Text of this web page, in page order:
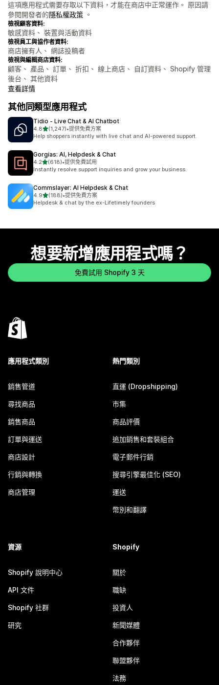
這項應用程式需要存取以下資料，才能在商店中正常運作。 原因請
參閱開發者的隱私權政策 。
檢視顧客資料:
敏感資料、 裝置與活動資料
檢視員工與協作者資料:
商店擁有人、 網誌投稿者
檢視與編輯商店資料:
顧客、 產品、 訂單、 折扣、 線上商店、 自訂資料、 Shopify 管理
後台、 其他資料
查看詳情
其他同類型應用程式
Tidio ‑ Live Chat & AI Chatbot
4.8滿分 5 顆星
(1,247)
共有 1247 則評價
•提供免費方案
Help shoppers instantly with live chat and AI-powered support.
Gorgias: AI, Helpdesk & Chat
4.2滿分 5 顆星
(618)
共有 618 則評價
•提供免費試用
Instantly resolve support inquiries and grow your business.
Commslayer: AI Helpdesk & Chat
4.9滿分 5 顆星
(188)
共有 188 則評價
•提供免費方案
Helpdesk & chat by the ex-Lifetimely founders
想要新增應用程式嗎？
免費試用 Shopify 3 天
應用程式類別
銷售管道
尋找商品
銷售商品
訂單與運送
商店設計
行銷與轉換
商店管理
熱門類別
直運 (Dropshipping)
市集
商品評價
追加銷售和套裝組合
電子郵件行銷
搜尋引擎最佳化 (SEO)
運送
幣別和翻譯
資源
Shopify 說明中心
API 文件
Shopify 社群
研究
Shopify
關於
職缺
投資人
新聞媒體
合作夥伴
聯盟夥伴
法務